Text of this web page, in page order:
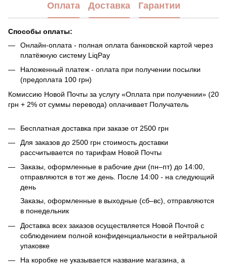
Оплата Доставка Гарантии
Способы оплаты:
Онлайн-оплата - полная оплата банковской картой через
платёжную систему LiqPay
Наложенный платеж - оплата при получении посылки
(предоплата 100 грн)
Комиссию Новой Почты за услугу «Оплата при получении» (20
грн + 2% от суммы перевода) оплачивает Получатель
Бесплатная доставка при заказе от 2500 грн
Для заказов до 2500 грн стоимость доставки
рассчитывается по тарифам Новой Почты
Заказы, оформленные в рабочие дни (пн–пт) до 14:00,
отправляются в тот же день. После 14:00 - на следующий
день
Заказы, оформленные в выходные (сб–вс), отправляются
в понедельник
Доставка всех заказов осуществляется Новой Почтой с
соблюдением полной конфиденциальности в нейтральной
упаковке
На коробке не указывается название магазина, а